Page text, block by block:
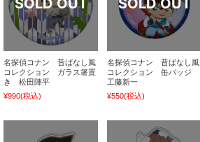
名探偵コナン 昔ばなし風
コレクション ガラス箸置
き 松田陣平
¥990(税込)
名探偵コナン 昔ばなし風
コレクション 缶バッジ
工藤新一
¥550(税込)